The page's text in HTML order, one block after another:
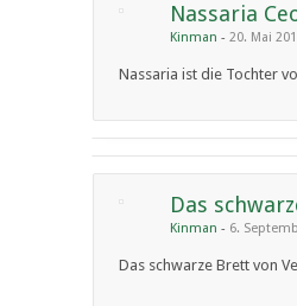
Nassaria
Kinman 20. Mai
Nassaria ist die Tochter
Das
Kinman 6.
Das schwarze Brett von